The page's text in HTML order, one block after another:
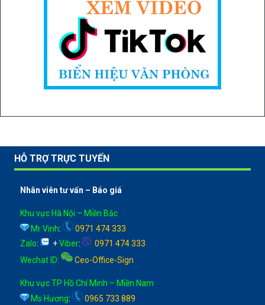
HỖ TRỢ TRỰC TUYẾN
Nhân viên tư vấn – Báo giá
Khu vực Hà Nội – Miền Bắc
Mr Vinh:
0971 474 333
Zalo: +Viber:
0971 474 333
Wechat ID: Ceo-Office-Sign
Khu vực TP Hồ Chí Minh – Miền Nam
Ms Hương: 0965 733 889